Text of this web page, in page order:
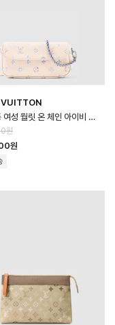
루이비통 여성 월릿 온 체인 아이비 백 M29770 - Louis vuitton Women…
원
원